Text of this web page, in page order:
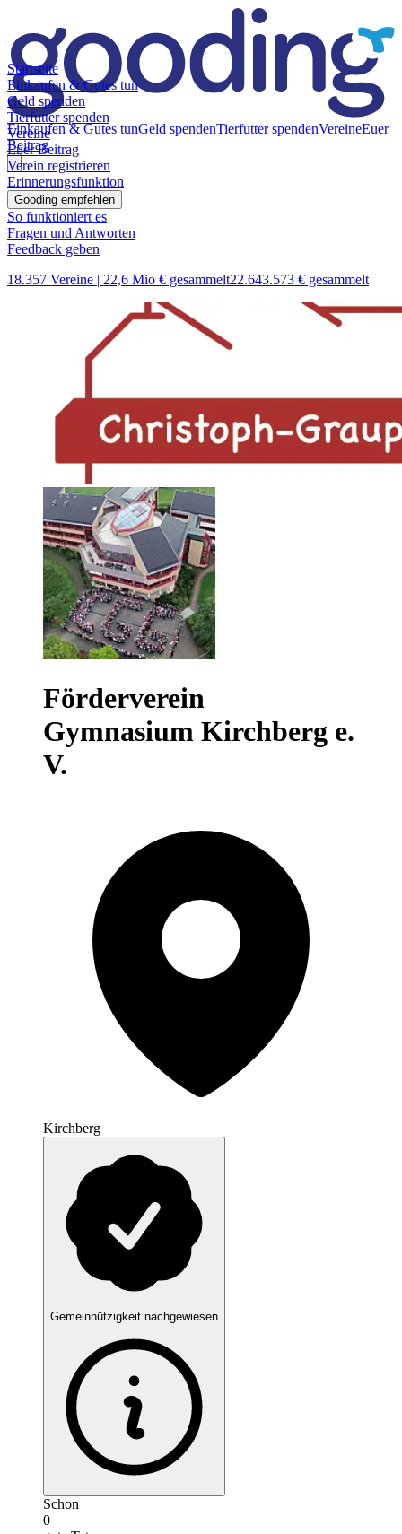
Einkaufen & Gutes tunGeld spendenTierfutter spendenVereineEuer
Beitrag
Startseite
Einkaufen & Gutes tun
Geld spenden
Tierfutter spenden
Vereine
Euer Beitrag
Verein registrieren
Erinnerungsfunktion
Gooding empfehlen
So funktioniert es
Fragen und Antworten
Feedback geben
18.357 Vereine | 22,6 Mio € gesammelt22.643.573 € gesammelt
Förderverein
Gymnasium Kirchberg e.
V.
Kirchberg
Gemeinnützigkeit nachgewiesen
Schon
0